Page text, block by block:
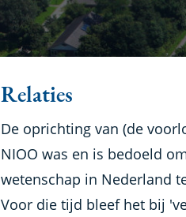
Relaties
De oprichting van (de
NIOO was en is bedoeld
wetenschap in Nederland
Voor die tijd bleef het bij